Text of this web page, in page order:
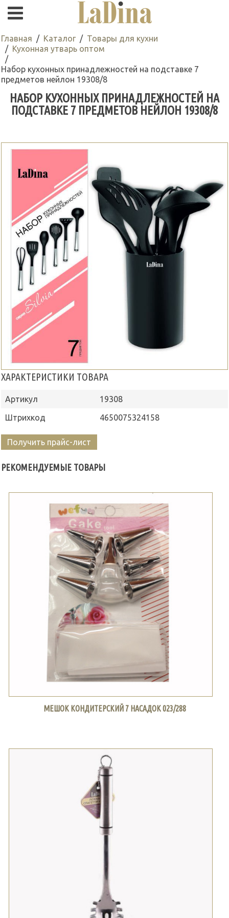
Главная Каталог
Товары для кухни
Кухонная утварь оптом
Набор кухонных принадлежностей на подставке 7
предметов нейлон 19308/8
НАБОР КУХОННЫХ ПРИНАДЛЕЖНОСТЕЙ НА
ПОДСТАВКЕ 7 ПРЕДМЕТОВ НЕЙЛОН 19308/8
ХАРАКТЕРИСТИКИ ТОВАРА
Артикул
19308
Штрихкод
4650075324158
Получить прайс-лист
РЕКОМЕНДУЕМЫЕ ТОВАРЫ
МЕШОК КОНДИТЕРСКИЙ 7 НАСАДОК 023/288